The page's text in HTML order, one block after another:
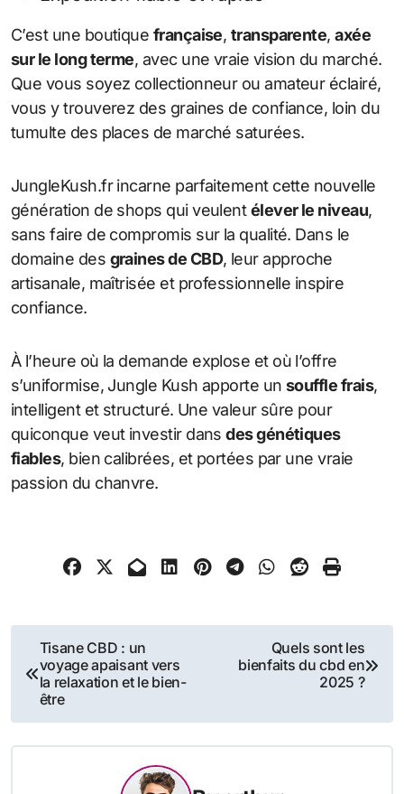
C’est une boutique française, transparente,axée
sur le long terme, avec une vraie vision du marché.
Que vous soyez collectionneur ou amateur éclairé,
vous y trouverez des graines de confiance, loin du
tumulte des places de marché saturées.
JungleKush.fr incarne parfaitement cette nouvelle
génération de shops qui veulentélever le niveau,
sans faire de compromis sur la qualité. Dans le
domaine des graines de CBD, leur approche
artisanale, maîtrisée et professionnelle inspire
confiance.
À l’heure où la demande explose et où l’offre
s’uniformise, Jungle Kush apporte unsouffle frais,
intelligent et structuré. Une valeur sûre pour
quiconque veut investir dansdes génétiques
fiables, bien calibrées, et portées par une vraie
passion du chanvre.
Navigation
de
l’article
Tisane CBD : un
voyage apaisant vers
la relaxation et le bien-
être
Quels sont les
bienfaits du cbd en
2025 ?